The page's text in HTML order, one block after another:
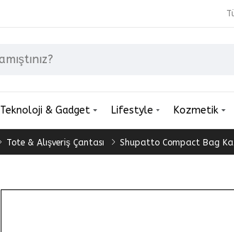
Teknoloji & Gadget Lifestyle Kozmetik
Tote & Alışveriş Çantası Shupatto Compact Bag